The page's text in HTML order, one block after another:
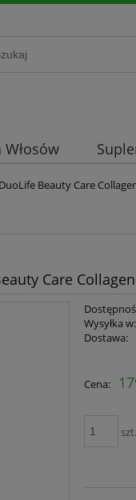
Beauty Care
Care
Wysyłka w:
Dostawa:
Cena:
szt.